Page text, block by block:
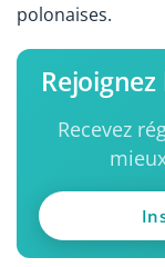
polonaises.
Recevez